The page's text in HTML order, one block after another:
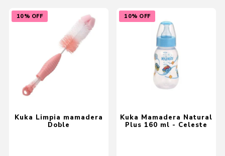
10% OFF
Kuka Limpia mamadera
Doble
10% OFF
Kuka Mamadera Natural
Plus 160 ml - Celeste